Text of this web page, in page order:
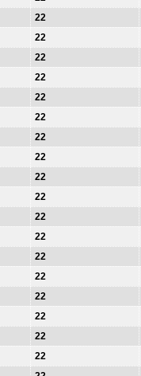
22
22
22
22
22
22
22
22
22
22
22
22
22
22
22
22
22
22